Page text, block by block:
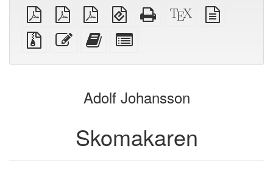
plain
PDF
A4
imposed
PDF
Letter
imposed
PDF
EPUB
(för
mobila
enheter)
Fristående
HTML
XeLaTeX
källa
Källfiler
med
Redigera
denna
Lägg
text
bokskaparen
for
bookbuilder
Adolf Johansson
Skomakaren